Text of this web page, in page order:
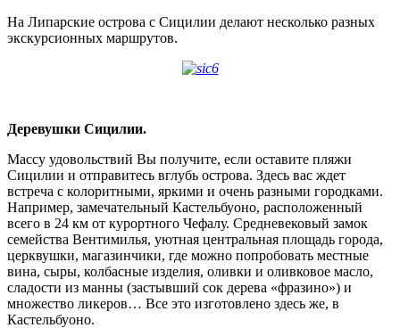
На Липарские острова с Сицилии делают несколько разных
экскурсионных маршрутов.
Деревушки Сицилии.
Массу удовольствий Вы получите, если оставите пляжи
Сицилии и отправитесь вглубь острова. Здесь вас ждет
встреча с колоритными, яркими и очень разными городками.
Например, замечательный Кастельбуоно, расположенный
всего в 24 км от курортного Чефалу. Средневековый замок
семейства Вентимилья, уютная центральная площадь города,
церквушки, магазинчики, где можно попробовать местные
вина, сыры, колбасные изделия, оливки и оливковое масло,
сладости из манны (застывший сок дерева «фразино») и
множество ликеров… Все это изготовлено здесь же, в
Кастельбуоно.